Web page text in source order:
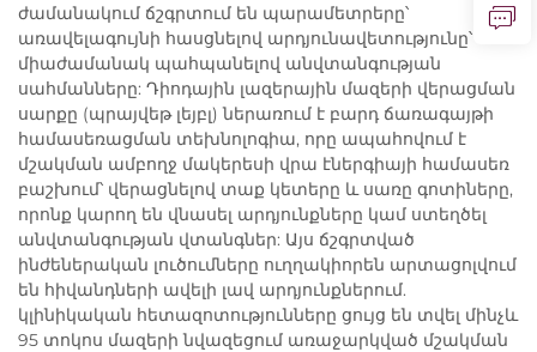
ժամանակում ճշգրտում են պարամետրերը՝
առավելագույնի հասցնելով արդյունավետությունը՝
միաժամանակ պահպանելով անվտանգության
սահմանները: Դիոդային լազերային մազերի վերացման
սարքը (պրայվեթ լեյբլ) ներառում է բարդ ճառագայթի
համասեռացման տեխնոլոգիա, որը ապահովում է
մշակման ամբողջ մակերեսի վրա էներգիայի համասեռ
բաշխում՝ վերացնելով տաք կետերը և սառը գոտիները,
որոնք կարող են վնասել արդյունքները կամ ստեղծել
անվտանգության վտանգներ: Այս ճշգրտված
ինժեներական լուծումները ուղղակիորեն արտացոլվում
են հիվանդների ավելի լավ արդյունքներում.
կլինիկական հետազոտությունները ցույց են տվել մինչև
95 տոկոս մազերի նվազեցում առաջարկված մշակման